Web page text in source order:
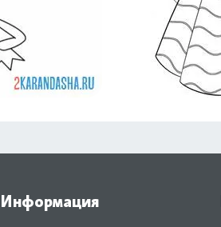
Информация